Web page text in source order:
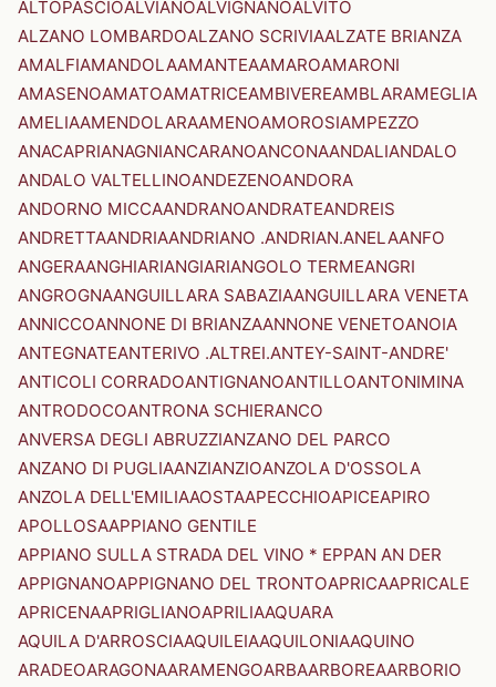
ALTOPASCIOALVIANOALVIGNANOALVITO
ALZANO LOMBARDOALZANO SCRIVIAALZATE BRIANZA
AMALFIAMANDOLAAMANTEAAMAROAMARONI
AMASENOAMATOAMATRICEAMBIVEREAMBLARAMEGLIA
AMELIAAMENDOLARAAMENOAMOROSIAMPEZZO
ANACAPRIANAGNIANCARANOANCONAANDALIANDALO
ANDALO VALTELLINOANDEZENOANDORA
ANDORNO MICCAANDRANOANDRATEANDREIS
ANDRETTAANDRIAANDRIANO .ANDRIAN.ANELAANFO
ANGERAANGHIARIANGIARIANGOLO TERMEANGRI
ANGROGNAANGUILLARA SABAZIAANGUILLARA VENETA
ANNICCOANNONE DI BRIANZAANNONE VENETOANOIA
ANTEGNATEANTERIVO .ALTREI.ANTEY-SAINT-ANDRE'
ANTICOLI CORRADOANTIGNANOANTILLOANTONIMINA
ANTRODOCOANTRONA SCHIERANCO
ANVERSA DEGLI ABRUZZIANZANO DEL PARCO
ANZANO DI PUGLIAANZIANZIOANZOLA D'OSSOLA
ANZOLA DELL'EMILIAAOSTAAPECCHIOAPICEAPIRO
APOLLOSAAPPIANO GENTILE
APPIANO SULLA STRADA DEL VINO * EPPAN AN DER
APPIGNANOAPPIGNANO DEL TRONTOAPRICAAPRICALE
APRICENAAPRIGLIANOAPRILIAAQUARA
AQUILA D'ARROSCIAAQUILEIAAQUILONIAAQUINO
ARADEOARAGONAARAMENGOARBAARBOREAARBORIO